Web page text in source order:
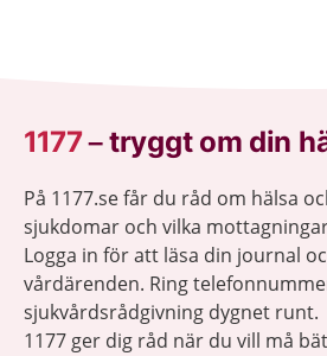
1177–tryggt om din
På 1177.se får du råd om hälsa
sjukdomar och vilka
Logga in för att läsa din journal
vårdärenden. Ring
sjukvårdsrådgivning dygnet runt.
1177 ger dig råd när du vill må